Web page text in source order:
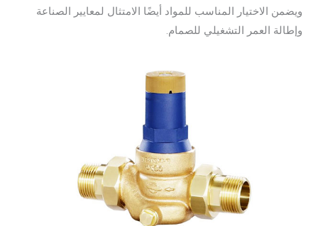
ويضمن الاختيار المناسب للمواد أيضًا الامتثال لمعايير الصناعة
وإطالة العمر التشغيلي للصمام.